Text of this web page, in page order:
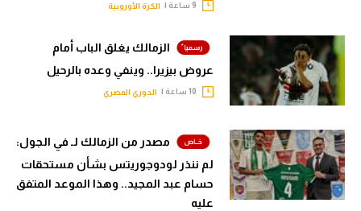
الكرة الأوروبية
الزمالك يغلق الباب أمام
عروض بيزيرا.. وينفي وعده بالرحيل
الدوري المصري
مصدر من الزمالك لـ في الجول:
لم ننذر لودوجوريتس بشأن مستحقات
حسام عبد المجيد.. وهذا الموعد المتفق
عليه